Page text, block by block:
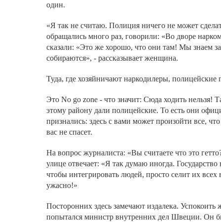
один.
«Я так не считаю. Полиция ничего не может
обращались много раз, говорили: «Во дворе
сказали: «Это же хорошо, что они там! Мы знаем
собираются», - рассказывает женщина.
Туда, где хозяйничают наркодилеры, полицейские
Это No go zone - что значит: Сюда ходить нельзя!
этому району дали полицейские. То есть они
признались: здесь с вами может произойти все,
вас не спасет.
На вопрос журналиста: «Вы считаете что это
улице отвечает: «Я так думаю иногда. Государство
чтобы интегрировать людей, просто селит их всех
ужасно!»
Посторонних здесь замечают издалека. Успокоить
попытался министр внутренних дел Швеции. Он